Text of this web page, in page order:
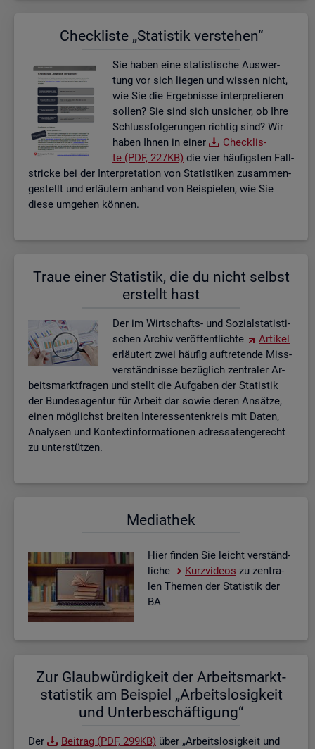
Check­lis­te „Sta­tis­tik ver­ste­hen“
Sie haben eine sta­tis­ti­sche Aus­wer­
tung vor sich lie­gen und wis­sen nicht,
wie Sie die Er­geb­nis­se in­ter­pre­tie­ren
sol­len? Sie sind sich un­si­cher, ob Ihre
Schluss­fol­ge­run­gen rich­tig sind? Wir
haben Ihnen in einer
Check­lis­
te (PDF, 227KB) die vier häu­figs­ten Fall­
stri­cke bei der In­ter­pre­ta­ti­on von Sta­tis­ti­ken zu­sam­men­
ge­stellt und er­läu­tern an­hand von Bei­spie­len, wie Sie
diese um­ge­hen kön­nen.
Traue einer Sta­tis­tik, die du nicht selbst
er­stellt hast
Der im Wirt­schafts- und So­zi­al­sta­tis­ti­
schen Ar­chiv ver­öf­fent­lich­te
Ar­ti­kel
er­läu­tert zwei häu­fig auf­tre­ten­de Miss­
ver­ständ­nis­se be­züg­lich zen­tra­ler Ar­
beits­markt­fra­gen und stellt die Auf­ga­ben der Sta­tis­tik
der Bun­des­agen­tur für Ar­beit dar sowie deren An­sät­ze,
einen mög­lichst brei­ten In­ter­es­sen­ten­kreis mit Daten,
Ana­ly­sen und Kon­text­in­for­ma­tio­nen adres­sa­ten­ge­recht
zu un­ter­stüt­zen.
Me­dia­thek
Hier fin­den Sie leicht ver­ständ­
li­che
Kurz­vi­de­os zu zen­tra­
len The­men der Sta­tis­tik der
BA
Zur Glaub­wür­dig­keit der Ar­beits­markt­
sta­tis­tik am Bei­spiel „Ar­beits­lo­sig­keit
und Un­ter­be­schäf­ti­gung“
Der Bei­trag (PDF, 299KB) über „Ar­beits­lo­sig­keit und